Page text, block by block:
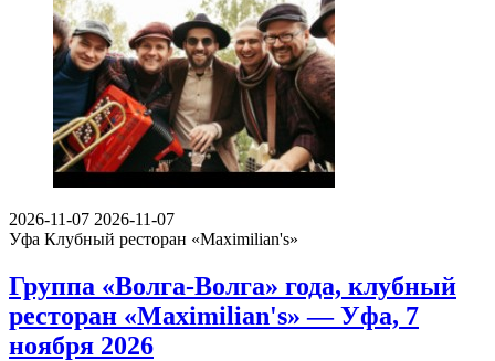
2026-11-07 2026-11-07
Уфа Клубный ресторан «Maximilian's»
Группа «Волга-Волга» года, клубный
ресторан «Maximilian's» — Уфа, 7
ноября 2026